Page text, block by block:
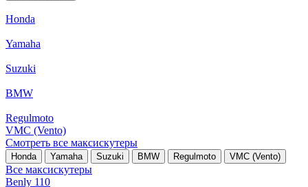
Honda
Yamaha
Suzuki
BMW
Regulmoto
VMC (Vento)
Смотреть все максискутеры
Honda Yamaha Suzuki BMW Regulmoto VMC (Vento)
Все максискутеры
Benly 110